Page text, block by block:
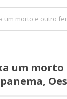
morto e outro
um